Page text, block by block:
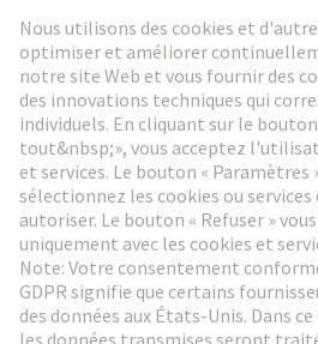
Aller à l'inscription
Social Media